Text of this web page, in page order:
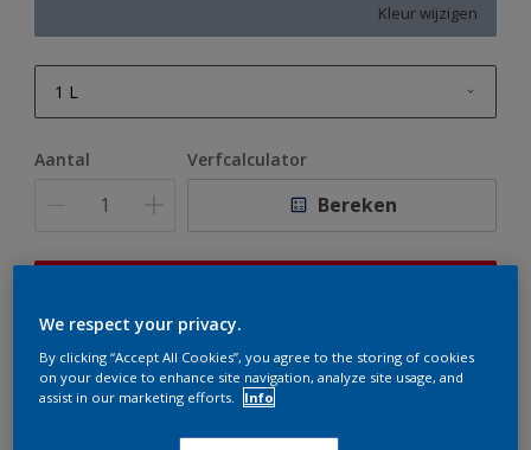
Kleur wijzigen
1 L
10 L
Aantal Verfcalculator
Bereken
te bestellen. Houd de website in de gaten, we werken
er hard aan om de voorraad aan te vullen.
We respect your privacy.
By clicking “Accept All Cookies”, you agree to the storing of cookies
on your device to enhance site navigation, analyze site usage, and
assist in our marketing efforts.
Info